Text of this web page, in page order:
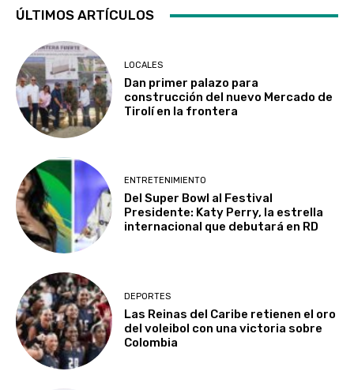
ÚLTIMOS ARTÍCULOS
LOCALES
Dan primer palazo para
construcción del nuevo Mercado de
Tirolí en la frontera
ENTRETENIMIENTO
Del Super Bowl al Festival
Presidente: Katy Perry, la estrella
internacional que debutará en RD
DEPORTES
Las Reinas del Caribe retienen el oro
del voleibol con una victoria sobre
Colombia